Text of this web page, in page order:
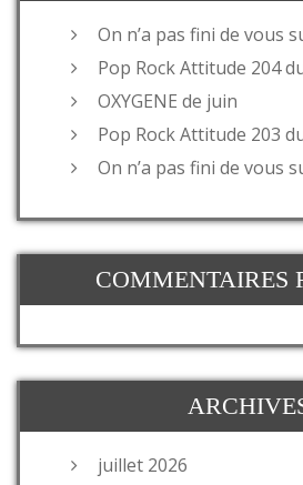
On n’a pas fini de vous
Pop Rock Attitude 204
OXYGENE de juin
Pop Rock Attitude 203
On n’a pas fini de vous
COMMENTAIRES
juillet 2026